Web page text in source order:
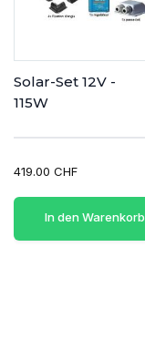
Solar-Set 12V -
115W
419.00 CHF
In den Warenkorb